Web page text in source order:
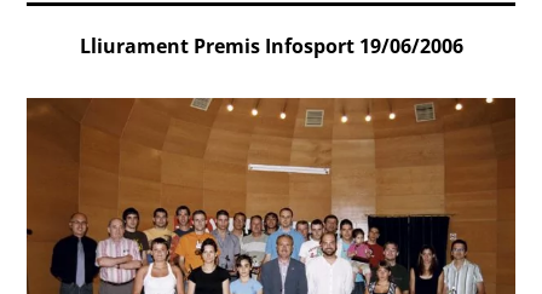
Lliurament Premis Infosport 19/06/2006